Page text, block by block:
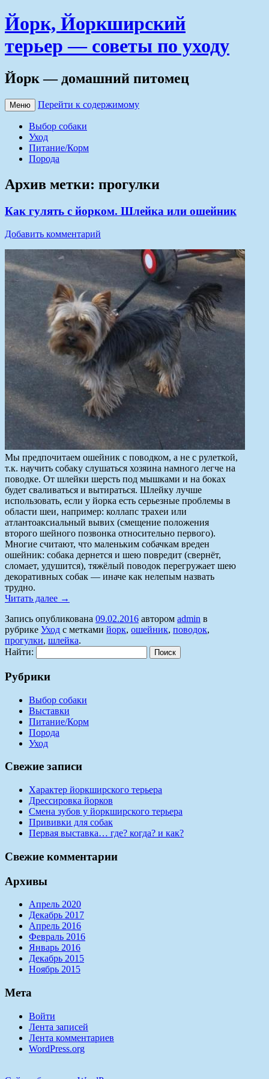
Йорк, Йоркширский
терьер — советы по уходу
Йорк — домашний питомец
Меню Перейти к содержимому
Выбор собаки
Уход
Питание/Корм
Порода
Архив метки: прогулки
Как гулять с йорком. Шлейка или ошейник
Добавить комментарий
Мы предпочитаем ошейник с поводком, а не с рулеткой,
т.к. научить собаку слушаться хозяина намного легче на
поводке. От шлейки шерсть под мышками и на боках
будет сваливаться и вытираться. Шлейку лучше
использовать, если у йорка есть серьезные проблемы в
области шеи, например: коллапс трахеи или
атлантоаксиальный вывих (смещение положения
второго шейного позвонка относительно первого).
Многие считают, что маленьким собачкам вреден
ошейник: собака дернется и шею повредит (свернёт,
сломает, удушится), тяжёлый поводок перегружает шею
декоративных собак — иначе как нелепым назвать
трудно.
Читать далее →
Запись опубликована 09.02.2016 автором admin в
рубрике Уход с метками йорк, ошейник, поводок,
прогулки, шлейка.
Найти:
Рубрики
Выбор собаки
Выставки
Питание/Корм
Порода
Уход
Свежие записи
Характер йоркширского терьера
Дрессировка йорков
Смена зубов у йоркширского терьера
Прививки для собак
Первая выставка… где? когда? и как?
Свежие комментарии
Архивы
Апрель 2020
Декабрь 2017
Апрель 2016
Февраль 2016
Январь 2016
Декабрь 2015
Ноябрь 2015
Мета
Войти
Лента записей
Лента комментариев
WordPress.org